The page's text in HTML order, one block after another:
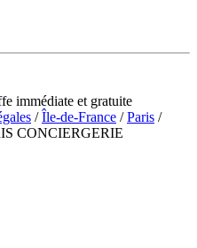
immédiate et gratuite
/Île-de-France /Paris /
CONCIERGERIE